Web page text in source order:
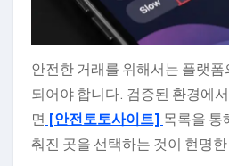
안전한 거래를 위해서는 플랫
되어야 합니다. 검증된 환경에
면 [안전토토사이트] 목록을 통
춰진 곳을 선택하는 것이 현명